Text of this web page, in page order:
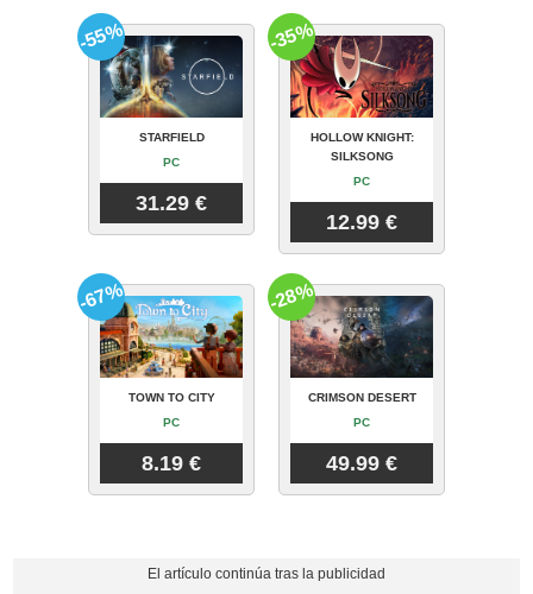
STARFIELD
PC
31.29 €
-55%
HOLLOW KNIGHT:
SILKSONG
PC
12.99 €
-35%
TOWN TO CITY
PC
8.19 €
-67%
CRIMSON DESERT
PC
49.99 €
-28%